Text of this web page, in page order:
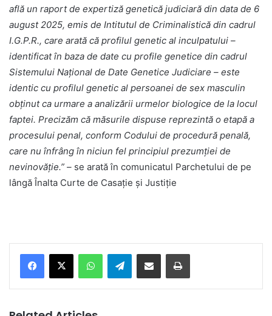
află un raport de expertiză genetică judiciară din data de 6
august 2025, emis de Intitutul de Criminalistică din cadrul
I.G.P.R., care arată că profilul genetic al inculpatului –
identificat în baza de date cu profile genetice din cadrul
Sistemului Național de Date Genetice Judiciare – este
identic cu profilul genetic al persoanei de sex masculin
obținut ca urmare a analizării urmelor biologice de la locul
faptei. Precizăm că măsurile dispuse reprezintă o etapă a
procesului penal, conform Codului de procedură penală,
care nu înfrâng în niciun fel principiul prezumţiei de
nevinovăţie.” – se arată în comunicatul Parchetului de pe
lângă Înalta Curte de Casaţie şi Justiţie
Telegram